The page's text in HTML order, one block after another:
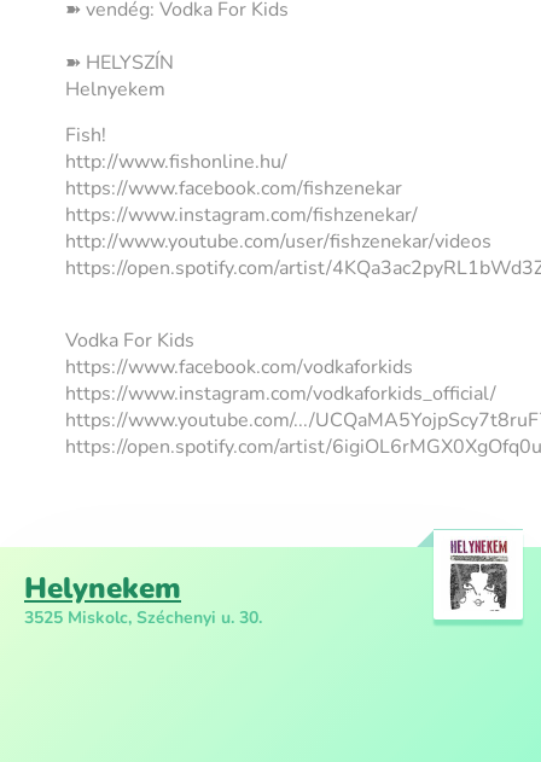
➽ vendég: Vodka For Kids
➽ HELYSZÍN
Helnyekem
Fish!
http://www.fishonline.hu/
https://www.facebook.com/fishzenekar
https://www.instagram.com/fishzenekar/
http://www.youtube.com/user/fishzenekar/videos
https://open.spotify.com/artist/
Vodka For Kids
https://www.facebook.com/vodkaforkids
https://www.instagram.com/vodkaforkids_official/
https://www.youtube.com/.../
https://open.spotify.com/artist/
Helynekem
3525 Miskolc, Széchenyi u. 30.